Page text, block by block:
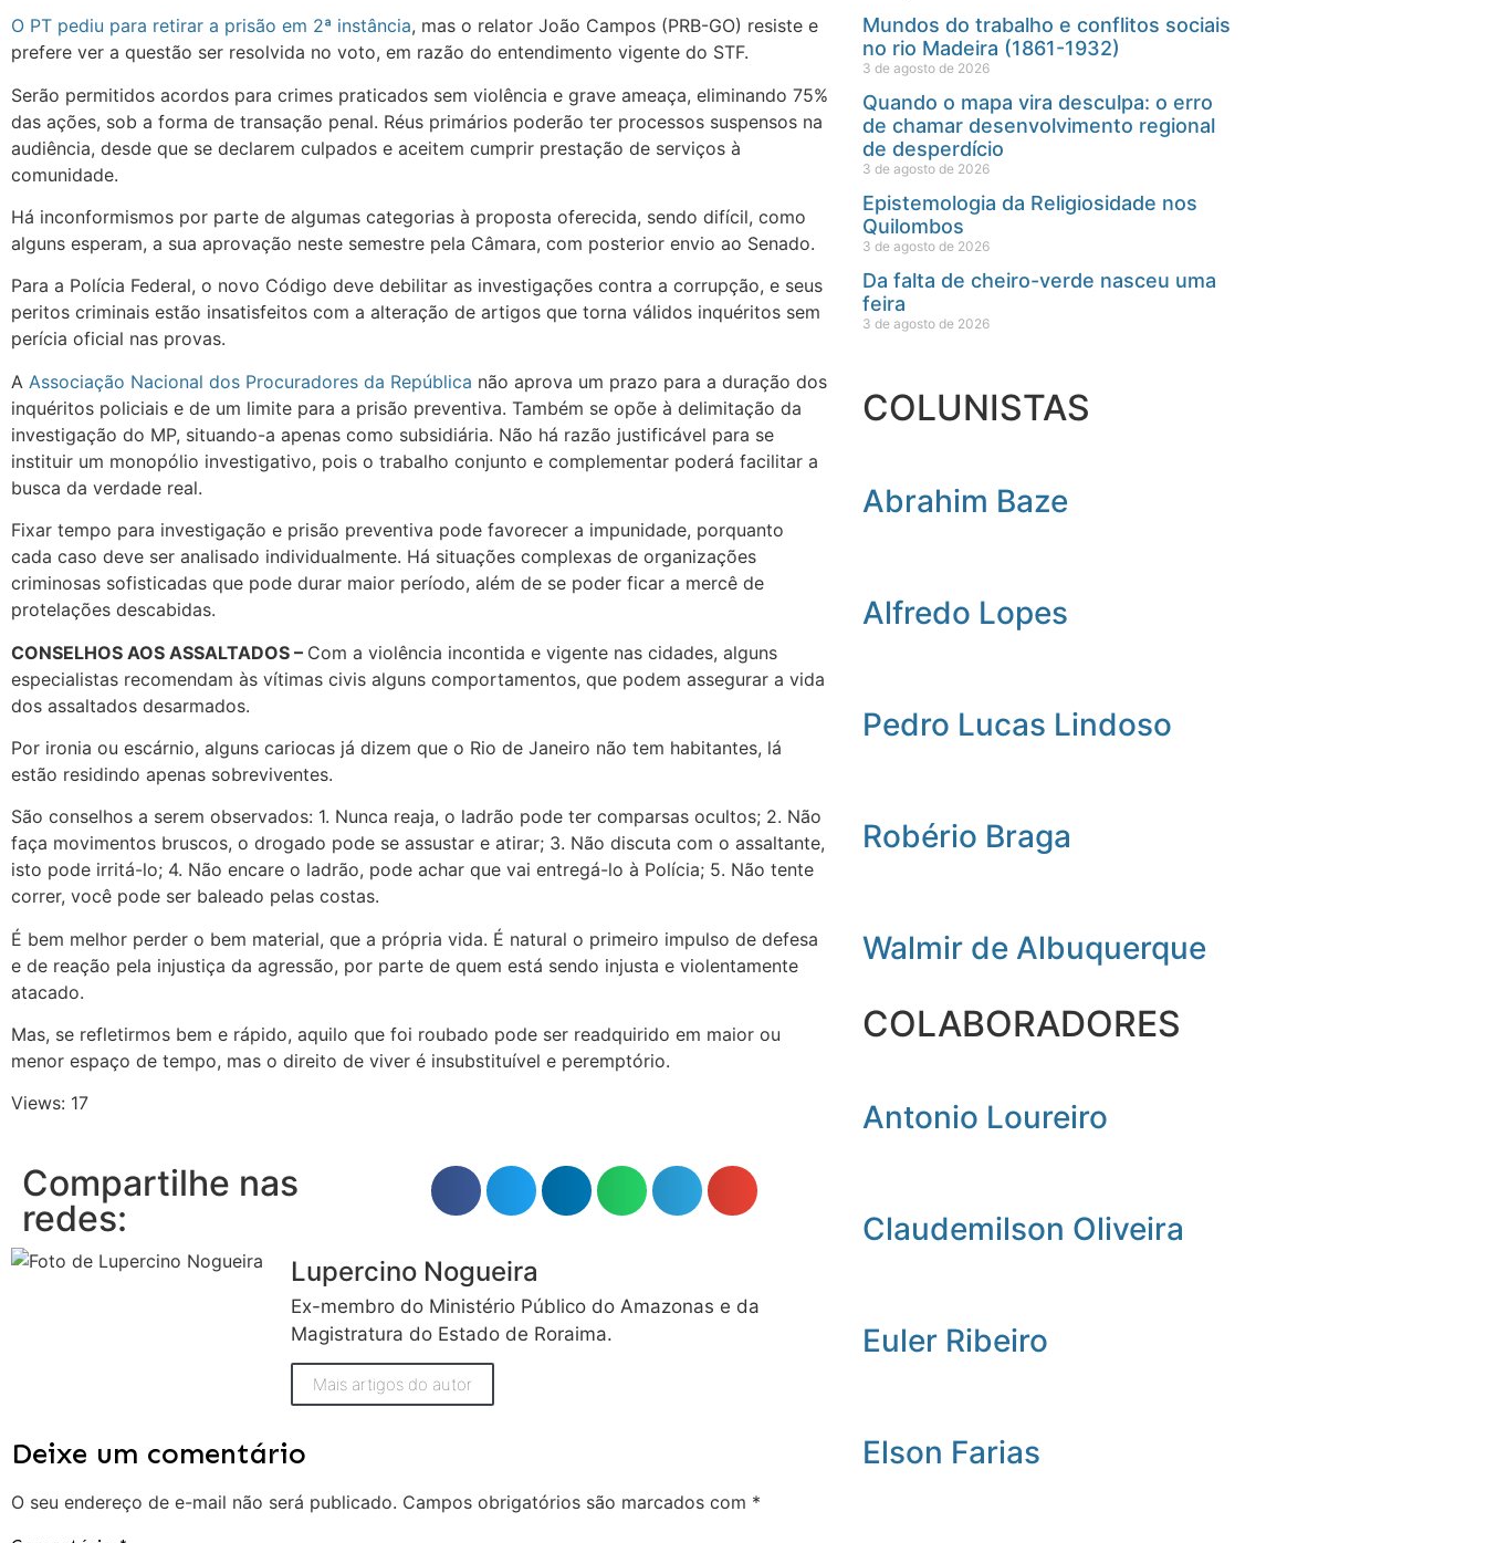
O PT pediu para retirar a prisão em 2ª instância, mas o relator João Campos (PRB-GO) resiste e
prefere ver a questão ser resolvida no voto, em razão do entendimento vigente do STF.
Serão permitidos acordos para crimes praticados sem violência e grave ameaça, eliminando 75%
das ações, sob a forma de transação penal. Réus primários poderão ter processos suspensos na
audiência, desde que se declarem culpados e aceitem cumprir prestação de serviços à
comunidade.
Há inconformismos por parte de algumas categorias à proposta oferecida, sendo difícil, como
alguns esperam, a sua aprovação neste semestre pela Câmara, com posterior envio ao Senado.
Para a Polícia Federal, o novo Código deve debilitar as investigações contra a corrupção, e seus
peritos criminais estão insatisfeitos com a alteração de artigos que torna válidos inquéritos sem
perícia oficial nas provas.
A Associação Nacional dos Procuradores da República não aprova um prazo para a duração dos
inquéritos policiais e de um limite para a prisão preventiva. Também se opõe à delimitação da
investigação do MP, situando-a apenas como subsidiária. Não há razão justificável para se
instituir um monopólio investigativo, pois o trabalho conjunto e complementar poderá facilitar a
busca da verdade real.
Fixar tempo para investigação e prisão preventiva pode favorecer a impunidade, porquanto
cada caso deve ser analisado individualmente. Há situações complexas de organizações
criminosas sofisticadas que pode durar maior período, além de se poder ficar a mercê de
protelações descabidas.
CONSELHOS AOS ASSALTADOS – Com a violência incontida e vigente nas cidades, alguns
especialistas recomendam às vítimas civis alguns comportamentos, que podem assegurar a vida
dos assaltados desarmados.
Por ironia ou escárnio, alguns cariocas já dizem que o Rio de Janeiro não tem habitantes, lá
estão residindo apenas sobreviventes.
São conselhos a serem observados: 1. Nunca reaja, o ladrão pode ter comparsas ocultos; 2. Não
faça movimentos bruscos, o drogado pode se assustar e atirar; 3. Não discuta com o assaltante,
isto pode irritá-lo; 4. Não encare o ladrão, pode achar que vai entregá-lo à Polícia; 5. Não tente
correr, você pode ser baleado pelas costas.
É bem melhor perder o bem material, que a própria vida. É natural o primeiro impulso de defesa
e de reação pela injustiça da agressão, por parte de quem está sendo injusta e violentamente
atacado.
Mas, se refletirmos bem e rápido, aquilo que foi roubado pode ser readquirido em maior ou
menor espaço de tempo, mas o direito de viver é insubstituível e peremptório.
Views: 17
Compartilhe nas
redes:
Lupercino Nogueira
Ex-membro do Ministério Público do Amazonas e da
Magistratura do Estado de Roraima.
Mais artigos do autor
Deixe um comentário
O seu endereço de e-mail não será publicado. Campos obrigatórios são marcados com *
Mundos do trabalho e conflitos sociais
no rio Madeira (1861-1932)
3 de agosto de 2026
Quando o mapa vira desculpa: o erro
de chamar desenvolvimento regional
de desperdício
3 de agosto de 2026
Epistemologia da Religiosidade nos
Quilombos
3 de agosto de 2026
Da falta de cheiro-verde nasceu uma
feira
3 de agosto de 2026
COLUNISTAS
Abrahim Baze
Alfredo Lopes
Pedro Lucas Lindoso
Robério Braga
Walmir de Albuquerque
COLABORADORES
Antonio Loureiro
Claudemilson Oliveira
Euler Ribeiro
Elson Farias